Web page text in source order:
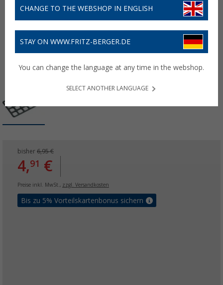
bisher 6,95 €
4,91 €
Preise inkl. MwSt., zzgl. Versandkosten
Bis zu 5% Vorteilskartenbonus sichern
CHANGE TO THE WEBSHOP IN ENGLISH
STAY ON WWW.FRITZ-BERGER.DE
You can change the language at any time in the webshop.
SELECT ANOTHER LANGUAGE